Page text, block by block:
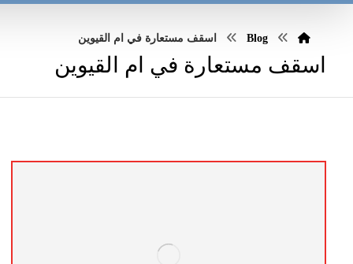
Blog اسقف مستعارة في ام القيوين
اسقف مستعارة في ام القيوين